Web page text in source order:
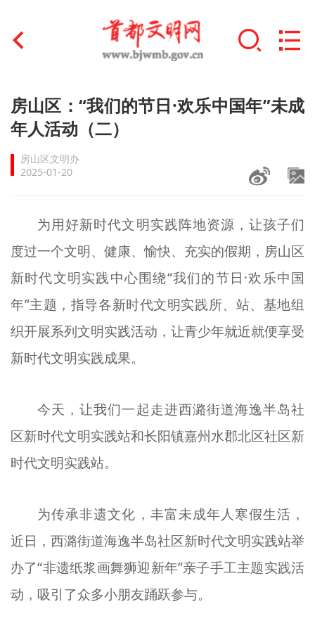
首页
文明创建
文明实践
未成年人思想道德建设
榜样人物
+
身边好人
文明评论
北京宣传文化引导基金
宣传思想文化人才
专题
资料库
房山区：“我们的节日·欢乐中国年”未成
年人活动（二）
房山区文明办
2025-01-20
为用好新时代文明实践阵地资源，让孩子们
度过一个文明、健康、愉快、充实的假期，房山区
新时代文明实践中心围绕“我们的节日·欢乐中国
年”主题，指导各新时代文明实践所、站、基地组
织开展系列文明实践活动，让青少年就近就便享受
新时代文明实践成果。
今天，让我们一起走进西潞街道海逸半岛社
区新时代文明实践站和长阳镇嘉州水郡北区社区新
时代文明实践站。
为传承非遗文化，丰富未成年人寒假生活，
近日，西潞街道海逸半岛社区新时代文明实践站举
办了“非遗纸浆画舞狮迎新年”亲子手工主题实践活
动，吸引了众多小朋友踊跃参与。